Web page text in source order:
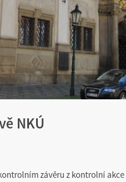
NKÚ
závěru z kontrolní akce